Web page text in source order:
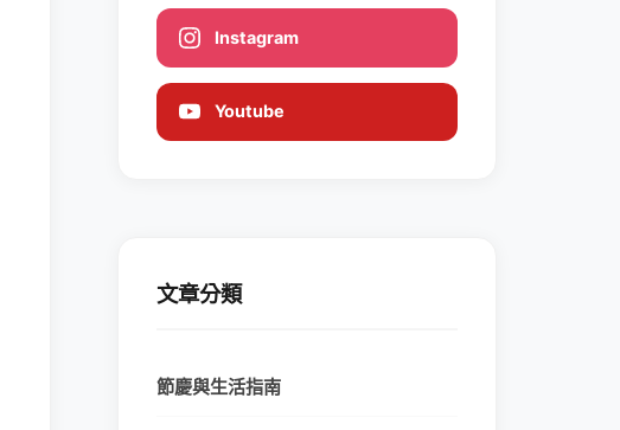
Instagram
Youtube
文章分類
節慶與生活指南